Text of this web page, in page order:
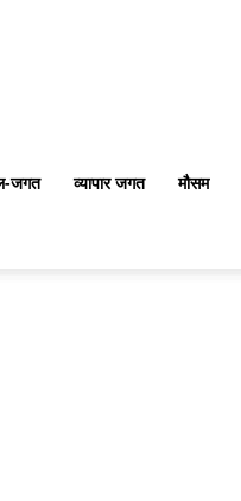
जगत व्यापार जगत मौसम